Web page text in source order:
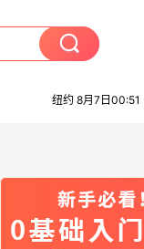
纽约 8月7日00:51